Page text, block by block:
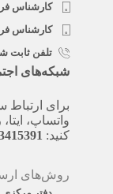
کارشناس فروش ۱:
کارشناس فروش ۲:
تلفن ثابت شرکت:
شبکه‌های
برای ارتباط
واتساپ،
کنید:
روش‌های